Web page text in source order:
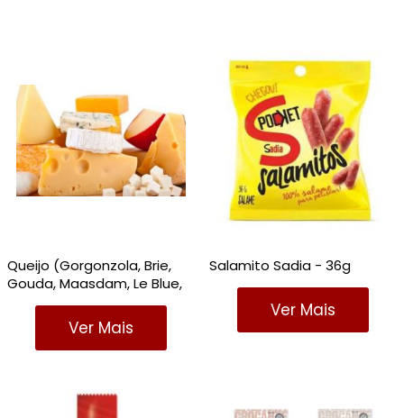
A - Z
Queijo (Gorgonzola, Brie,
Gouda, Maasdam, Le Blue,
Estepe, Gruyére)
Ver Mais
Salamito Sadia - 36g
Ver Mais